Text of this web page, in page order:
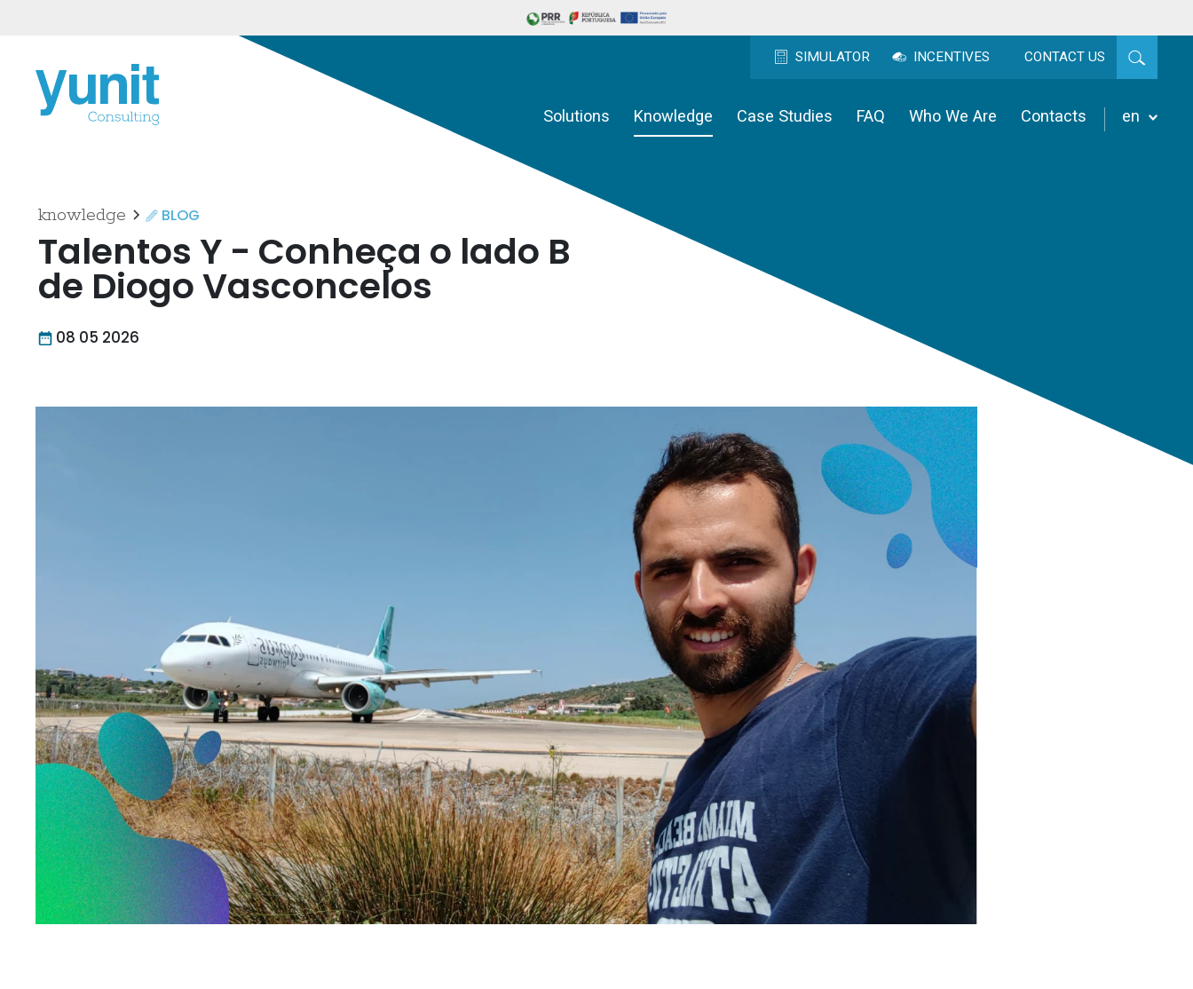
SIMULATOR INCENTIVES CONTACT US
Solutions Knowledge Case Studies FAQ Who We Are Contacts en
knowledge BLOG
Talentos Y - Conheça o lado B
de Diogo Vasconcelos
08 05 2026